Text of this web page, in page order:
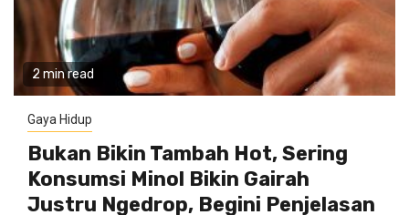
2 min read
Gaya Hidup
Bukan Bikin Tambah Hot, Sering
Konsumsi Minol Bikin Gairah
Justru Ngedrop, Begini Penjelasan